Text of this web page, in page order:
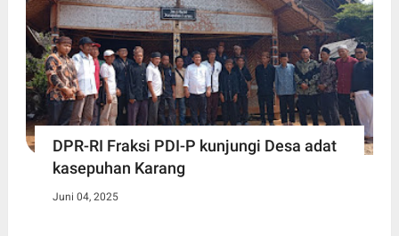
DPR-RI Fraksi PDI-P kunjungi Desa adat
kasepuhan Karang
Juni 04, 2025